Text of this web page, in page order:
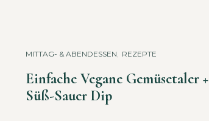
MITTAG- & ABENDESSEN, REZEPTE
Einfache Vegane Gemüsetaler +
Süß-Sauer Dip